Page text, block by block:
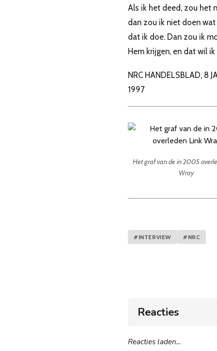
Als ik het deed, zou het
dan zou ik niet doen
dat ik doe. Dan zou ik
Hem krijgen, en dat wil ik
NRC HANDELSBLAD, 8
1997
Het graf van de in 2005
Wray
#INTERVIEW #NRC
Reacties
Reacties laden...